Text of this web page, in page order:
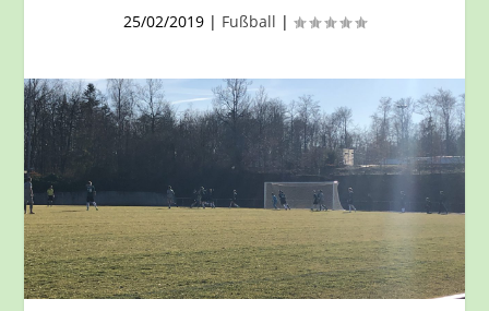
25/02/2019 | Fußball |